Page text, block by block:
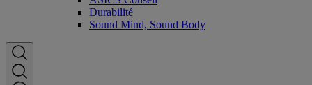
Durabilité
Sound Mind, Sound Body